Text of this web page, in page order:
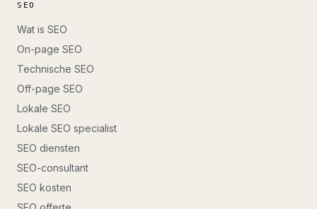
SEO
Wat is SEO
On-page SEO
Technische SEO
Off-page SEO
Lokale SEO
Lokale SEO specialist
SEO diensten
SEO-consultant
SEO kosten